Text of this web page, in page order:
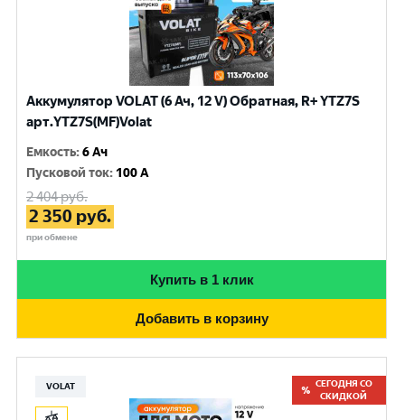
Аккумулятор VOLAT (6 Ач, 12 V) Обратная, R+ YTZ7S
арт.YTZ7S(MF)Volat
Емкость:6 Ач
Пусковой ток: 100 A
2 404руб.
2 350 руб.
при обмене
Купить в 1 клик
Добавить в корзину
VOLAT
СЕГОДНЯ СО
СКИДКОЙ